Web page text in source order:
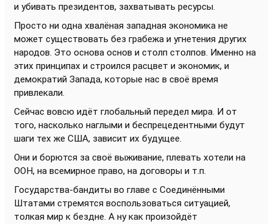
и убивать президентов, захватывать ресурсы.
Просто ни одна хвалёная западная экономика не
может существовать без грабежа и угнетения других
народов. Это основа основ и столп столпов. Именно на
этих принципах и строился расцвет и экономик, и
демократий Запада, которые нас в своё время
привлекали.
Сейчас вовсю идёт глобальный передел мира. И от
того, насколько наглыми и беспрецедентными будут
шаги тех же США, зависит их будущее.
Они и борются за своё выживание, плевать хотели на
ООН, на всемирное право, на договоры и т.п.
Государства-бандиты во главе с Соединёнными
Штатами стремятся воспользоваться ситуацией,
толкая мир к бездне. А ну как произойдёт